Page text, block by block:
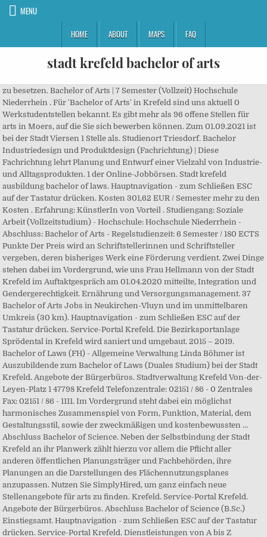
MENU
HOME
ABOUT MAPS FAQ
stadt krefeld bachelor of arts
zu besetzen. Bachelor of Arts | 7 Semester (Vollzeit) Hochschule
Niederrhein . Für 'Bachelor of Arts' in Krefeld sind uns aktuell 0
Werkstudentstellen bekannt. Es gibt mehr als 96 offene Stellen für
arts in Moers, auf die Sie sich bewerben können. Zum 01.09.2021 ist
bei der Stadt Viersen 1 Stelle als. Studienort Triesdorf. Bachelor
Industriedesign und Produktdesign (Fachrichtung) | Diese
Fachrichtung lehrt Planung und Entwurf einer Vielzahl von Industrie-
und Alltagsprodukten. 1 der Online-Jobbörsen. Stadt krefeld
ausbildung bachelor of laws. Hauptnavigation - zum Schließen ESC
auf der Tastatur drücken. Kosten 301,62 EUR / Semester mehr zu den
Kosten . Erfahrung: KünstlerIn von Vorteil . Studiengang: Soziale
Arbeit (Vollzeitstudium) - Hochschule: Hochschule Niederrhein -
Abschluss: Bachelor of Arts - Regelstudienzeit: 6 Semester / 180 ECTS
Punkte Der Preis wird an Schriftstellerinnen und Schriftsteller
vergeben, deren bisheriges Werk eine Förderung verdient. Zwei Dinge
stehen dabei im Vordergrund, wie uns Frau Hellmann von der Stadt
Krefeld im Auftaktgespräch am 01.04.2020 mitteilte, Integration und
Gendergerechtigkeit. Ernährung und Versorgungsmanagement. 37
Bachelor of Arts Jobs in Neukirchen-Vluyn und im unmittelbaren
Umkreis (30 km). Hauptnavigation - zum Schließen ESC auf der
Tastatur drücken. Service-Portal Krefeld. Die Bezirksportanlage
Sprödental in Krefeld wird saniert und umgebaut. 2015 – 2019.
Bachelor of Laws (FH) - Allgemeine Verwaltung Linda Böhmer ist
Auszubildende zum Bachelor of Laws (Duales Studium) bei der Stadt
Krefeld. Angebote der Bürgerbüros. Stadtverwaltung Krefeld Von-der-
Leyen-Platz 1 47798 Krefeld Telefonzentrale: 02151 / 86 - 0 Zentrales
Fax: 02151 / 86 - 1111. Im Vordergrund steht dabei ein möglichst
harmonisches Zusammenspiel von Form, Funktion, Material, dem
Gestaltungsstil, sowie der zweckmäßigen und kostenbewussten …
Abschluss Bachelor of Science. Neben der Selbstbindung der Stadt
Krefeld an ihr Planwerk zählt hierzu vor allem die Pflicht aller
anderen öffentlichen Planungsträger und Fachbehörden, ihre
Planungen an die Darstellungen des Flächennutzungsplanes
anzupassen. Nutzen Sie SimplyHired, um ganz einfach neue
Stellenangebote für arts zu finden. Krefeld. Service-Portal Krefeld.
Angebote der Bürgerbüros. Abschluss Bachelor of Science (B.Sc.)
Einstiegsamt. Hauptnavigation - zum Schließen ESC auf der Tastatur
drücken. Service-Portal Krefeld. Dienstleistungen von A bis Z